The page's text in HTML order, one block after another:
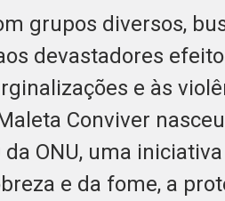
grupos diversos,
devastadores
e às
Conviver
ONU, uma iniciativa
e da fome, a